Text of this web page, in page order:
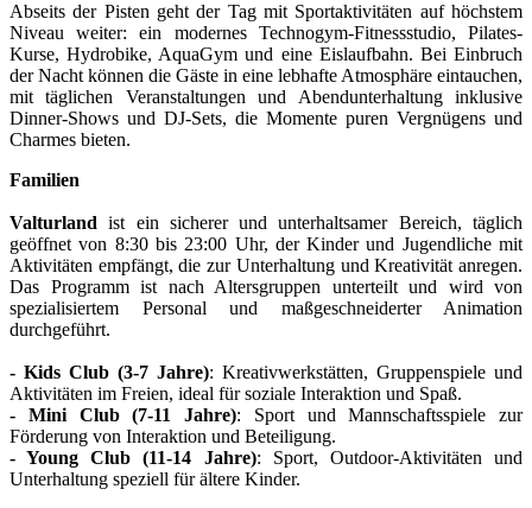
Abseits der Pisten geht der Tag mit Sportaktivitäten auf höchstem
Niveau weiter: ein modernes Technogym-Fitnessstudio, Pilates-
Kurse, Hydrobike, AquaGym und eine Eislaufbahn. Bei Einbruch
der Nacht können die Gäste in eine lebhafte Atmosphäre eintauchen,
mit täglichen Veranstaltungen und Abendunterhaltung inklusive
Dinner-Shows und DJ-Sets, die Momente puren Vergnügens und
Charmes bieten.
Familien
Valturland ist ein sicherer und unterhaltsamer Bereich, täglich
geöffnet von 8:30 bis 23:00 Uhr, der Kinder und Jugendliche mit
Aktivitäten empfängt, die zur Unterhaltung und Kreativität anregen.
Das Programm ist nach Altersgruppen unterteilt und wird von
spezialisiertem Personal und maßgeschneiderter Animation
durchgeführt.
- Kids Club (3-7 Jahre): Kreativwerkstätten, Gruppenspiele und
Aktivitäten im Freien, ideal für soziale Interaktion und Spaß.
- Mini Club (7-11 Jahre): Sport und Mannschaftsspiele zur
Förderung von Interaktion und Beteiligung.
- Young Club (11-14 Jahre): Sport, Outdoor-Aktivitäten und
Unterhaltung speziell für ältere Kinder.